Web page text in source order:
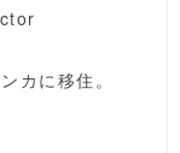
カに移住。